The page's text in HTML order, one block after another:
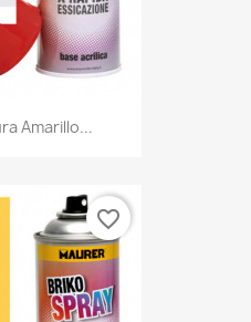
Amarillo...
favorite_border